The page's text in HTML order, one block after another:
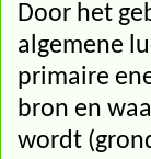
Door het
algemene
primaire
bron en
wordt